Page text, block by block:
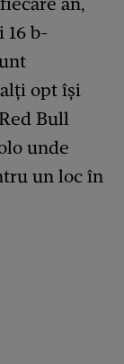
16 b-
opt își
Bull
unde
un loc în